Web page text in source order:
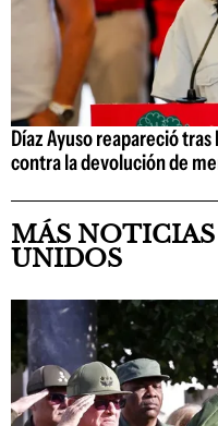
Díaz Ayuso reapareció
contra la devolución de
MÁS
UNIDOS